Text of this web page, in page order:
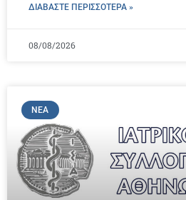
ΔΙΑΒΑΣΤΕ ΠΕΡΙΣΣΌΤΕΡΑ »
08/08/2026
ΝΈΑ